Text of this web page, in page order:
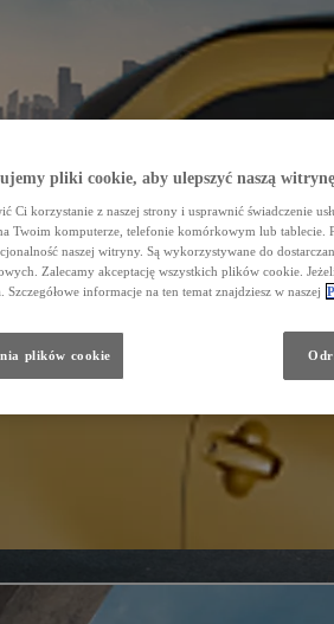
pliki cookie, aby ulepszyć naszą witrynę
Ci korzystanie z naszej strony i usprawnić świadczenie
Twoim komputerze, telefonie komórkowym lub tablecie.
naszej witryny. Są wykorzystywane do
Zalecamy akceptację wszystkich plików cookie.
Szczegółowe informacje na ten temat znajdziesz w naszej
plików cookie